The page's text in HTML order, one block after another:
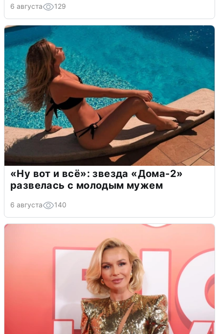
6 августа 129
«Ну вот и всё»: звезда «Дома-2»
развелась с молодым мужем
6 августа 140